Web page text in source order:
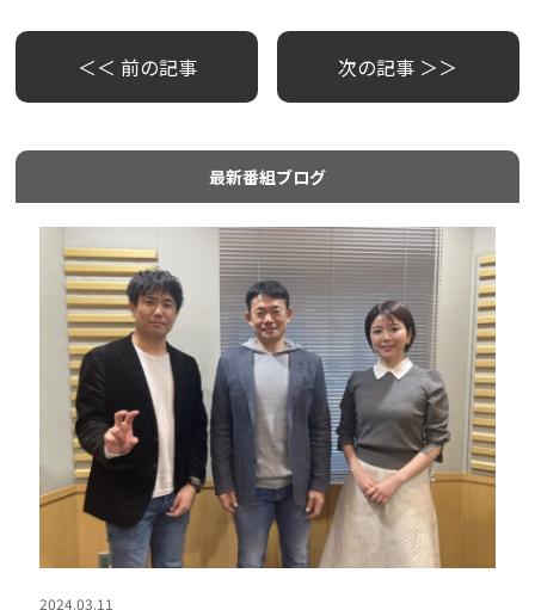
＜＜ 前の記事 次の記事 ＞＞
最新番組ブログ
2024.03.11